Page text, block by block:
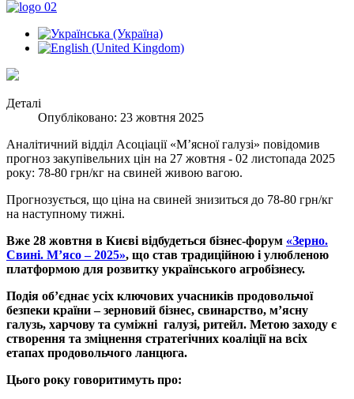
Деталі
Опубліковано: 23 жовтня 2025
Аналітичний відділ Асоціації «М’ясної галузі» повідомив
прогноз закупівельних цін на 27 жовтня - 02 листопада 2025
року: 78-80 грн/кг на свиней живою вагою.
Прогнозується, що ціна на свиней знизиться до 78-80 грн/кг
на наступному тижні.
Вже 28 жовтня в Києві відбудеться бізнес-форум «Зерно.
Свині. М’ясо – 2025», що став традиційною і улюбленою
платформою для розвитку українського агробізнесу.
Подія об’єднає усіх ключових учасників продовольчої
безпеки країни – зерновий бізнес, свинарство, м’ясну
галузь, харчову та суміжні галузі, ритейл. Метою заходу є
створення та зміцнення стратегічних коаліції на всіх
етапах продовольчого ланцюга.
Цього року говоритимуть про: